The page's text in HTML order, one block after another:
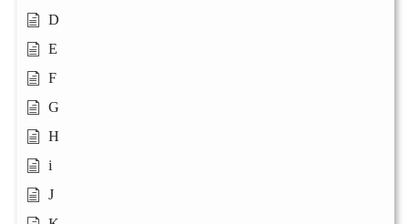
D
E
F
G
H
i
J